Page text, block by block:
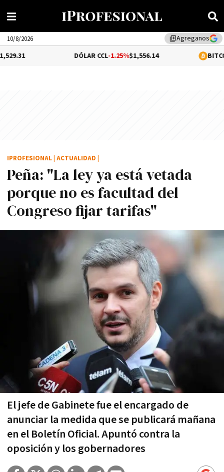
library_addAgreganos
10/8/2026
-1.25%$1,556.14 0.98%
Peña: "La ley ya está vetada
porque no es facultad del
Congreso fijar tarifas"
El jefe de Gabinete fue el encargado de
anunciar la medida que se publicará mañana
en el Boletín Oficial. Apuntó contra la
oposición y los gobernadores
IPROFESIONAL ACTUALIDAD